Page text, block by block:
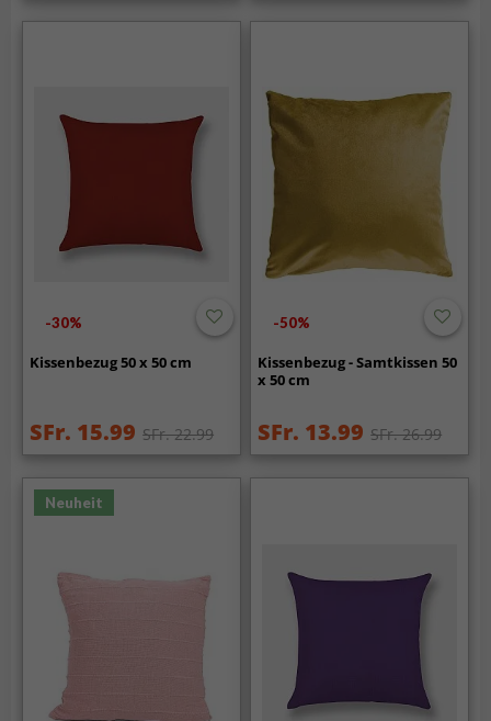
-30%
Kissenbezug 50 x 50 cm
SFr. 15.99 SFr. 22.99
-50%
Kissenbezug - Samtkissen 50
x 50 cm
SFr. 13.99 SFr. 26.99
Neuheit